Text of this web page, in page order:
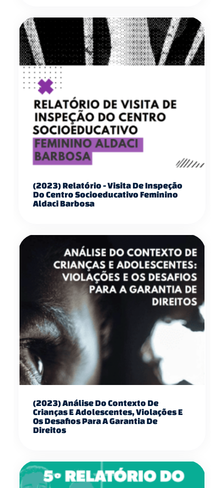
(2023) Relatório - Visita De Inspeção
Do Centro Socioeducativo Feminino
Aldaci Barbosa
(2023) Análise Do Contexto De
Crianças E Adolescentes, Violações E
Os Desafios Para A Garantia De
Direitos